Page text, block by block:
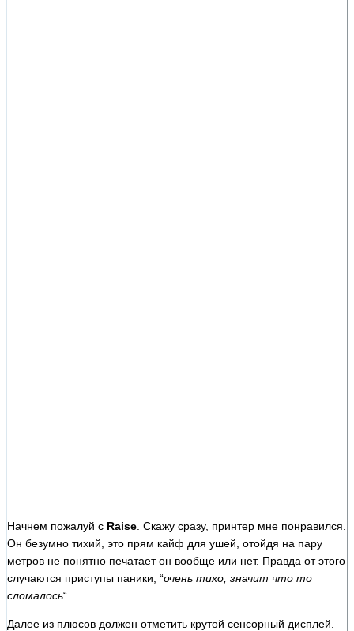
Начнем пожалуй с Raise . Скажу сразу, принтер мне понравился.
Он безумно тихий, это прям кайф для ушей, отойдя на пару
метров не понятно печатает он вообще или нет. Правда от этого
случаются приступы паники, “очень тихо, значит что то
сломалось“.
Далее из плюсов должен отметить крутой сенсорный дисплей.